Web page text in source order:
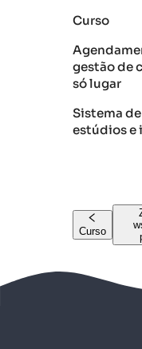
Curso
gestão de
só lugar
Sistema
estúdios e
Curso